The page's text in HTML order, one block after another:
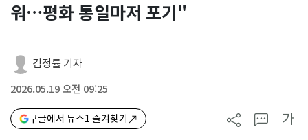
워…평화 통일마저 포기"
김정률 기자
2026.05.19 오전 09:25
구글에서 뉴스1 즐겨찾기 가